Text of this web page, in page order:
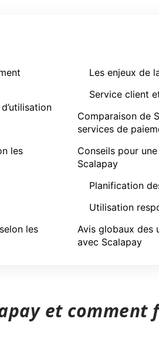
les
les
Les enjeux de
Service client
Comparaison de
services de
Conseils pour
Scalapay
Planification
Utilisation
Avis globaux des
avec Scalapay
et